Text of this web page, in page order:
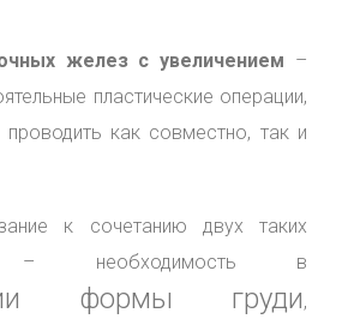
желез с увеличением –
пластические операции,
как совместно, так и
к сочетанию двух таких
– необходимость в
формы груди,